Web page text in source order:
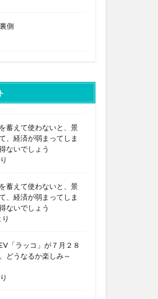
側
蓄えて使わないと、景
、経済が弱まってしま
ないでしょう
蓄えて使わないと、景
、経済が弱まってしま
ないでしょう
り
「ラッコ」が７月２８
どうなるか楽しみ～